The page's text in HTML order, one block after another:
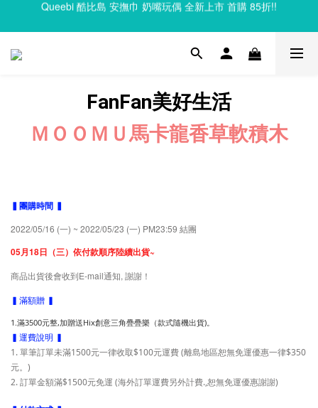
Clixo 磁力片83折起，滿額再贈禮
Clixo 磁力片83折起，滿額再贈禮
FanFan美好生活
ＭＯＯＭＵ馬卡龍香草軟積木
▍團購時間 ▍
2022/05/16 (一) ~ 2022/05/23 (一) PM23:59 結團
05月18日（三）依付款順序陸續出貨~
商品出貨後會收到E-mail通知, 謝謝！
▍滿額贈 ▍
1.滿3500元整,加贈送Hix創意三角疊疊樂（款式隨機出貨)。
▍運費說明 ▍
1. 單筆訂單未滿1500元一律收取$100元運費 (離島地區恕無免運優惠一律$350
元。)
2. 訂單金額滿$1500元免運 (海外訂單運費另外計費.,恕無免運優惠謝謝)